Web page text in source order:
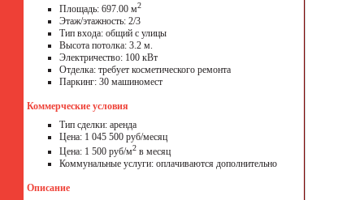
Площадь: 697.00 м2
Этаж/этажность: 2/3
Тип входа: общий с улицы
Высота потолка: 3.2 м.
Электричество: 100 кВт
Отделка: требует косметического ремонта
Паркинг: 30 машиномест
Коммерческие условия
Тип сделки: аренда
Цена: 1 045 500 руб/месяц
Цена: 1 500 руб/м2 в месяц
Коммунальные услуги: оплачиваются дополнительно
Описание